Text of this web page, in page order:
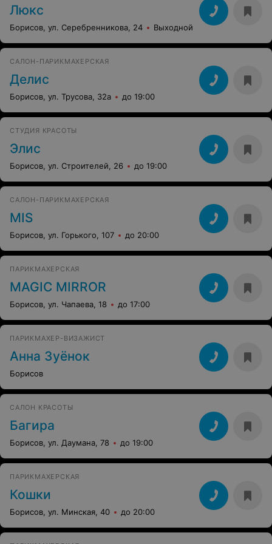
Люкс
Борисов, ул. Серебренникова, 24 Выходной
САЛОН-ПАРИКМАХЕРСКАЯ
Делис
Борисов, ул. Трусова, 32а до 19:00
СТУДИЯ КРАСОТЫ
Элис
Борисов, ул. Строителей, 26 до 19:00
САЛОН-ПАРИКМАХЕРСКАЯ
MIS
Борисов, ул. Горького, 107 до 20:00
ПАРИКМАХЕРСКАЯ
MAGIC MIRROR
Борисов, ул. Чапаева, 18 до 17:00
ПАРИКМАХЕР-ВИЗАЖИСТ
Анна Зуёнок
Борисов
САЛОН КРАСОТЫ
Багира
Борисов, ул. Даумана, 78 до 19:00
ПАРИКМАХЕРСКАЯ
Кошки
Борисов, ул. Минская, 40 до 20:00